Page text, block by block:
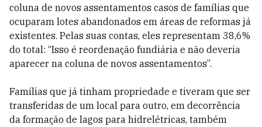
coluna de novos assentamentos casos de famílias que
ocuparam lotes abandonados em áreas de reformas já
existentes. Pelas suas contas, eles representam 38,6%
do total: “Isso é reordenação fundiária e não deveria
aparecer na coluna de novos assentamentos”.
Famílias que já tinham propriedade e tiveram que ser
transferidas de um local para outro, em decorrência
da formação de lagos para hidrelétricas, também